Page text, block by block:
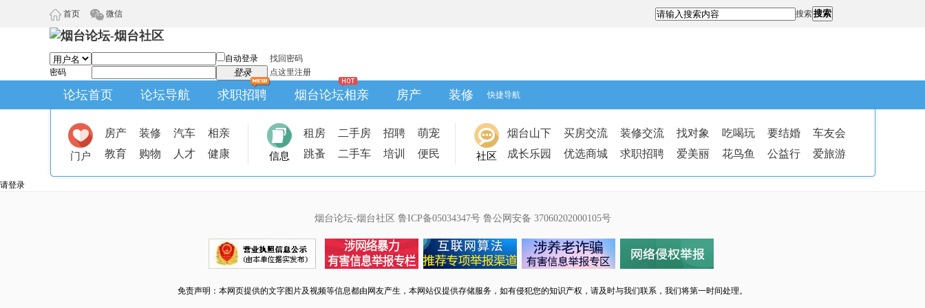
首页 微信 搜索搜索
自动登录
找回密码
密码
登录 点这里注册
论坛首页 论坛导航 求职招聘 烟台论坛相亲 房产 装修 快捷导航
门户
房产 装修 汽车
相亲
教育
购物 人才 健康 信息
租房 二手房 招聘
萌宠
跳蚤
二手车 培训 便民 社区
烟台山下 买房交流 装修交流 找对象 吃喝玩 要结婚
车友会
成长乐园
优选商城 求职招聘 爱美丽 花鸟鱼 公益行 爱旅游
请登录
烟台论坛-烟台社区 鲁ICP备05034347号 鲁公网安备 37060202000105号
免责声明：本网页提供的文字图片及视频等信息都由网友产生，本网站仅提供存储服务，如有侵犯您的知识产权，请及时与我们联系，我们将第一时间处理。